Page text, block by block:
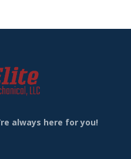
always here for you!